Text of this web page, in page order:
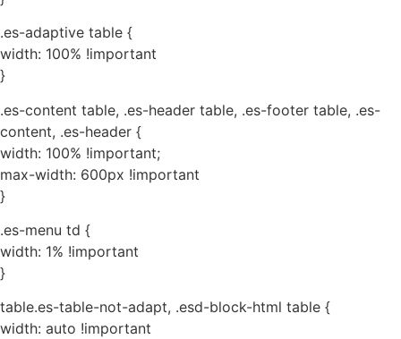
.es-adaptive table {
width: 100% !important
}
.es-content table, .es-header table, .es-footer table, .es-
content, .es-header {
width: 100% !important;
max-width: 600px !important
}
.es-menu td {
width: 1% !important
}
table.es-table-not-adapt, .esd-block-html table {
width: auto !important